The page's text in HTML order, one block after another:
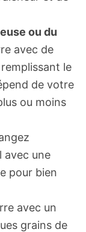
ou du
avec de
le
de votre
ou moins
avec une
pour bien
avec un
grains de